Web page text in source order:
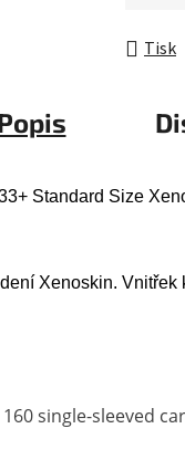
Tisk
Standard Size
Xenoskin.
single-sleeved